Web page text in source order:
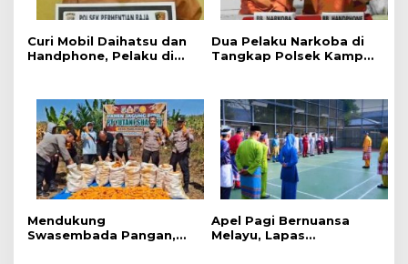
Curi Mobil Daihatsu dan
Handphone, Pelaku di
Dua Pelaku Narkoba di
Tangkap Polsek Kampar
Mendukung
Swasembada Pangan,
Apel Pagi Bernuansa
Melayu, Lapas